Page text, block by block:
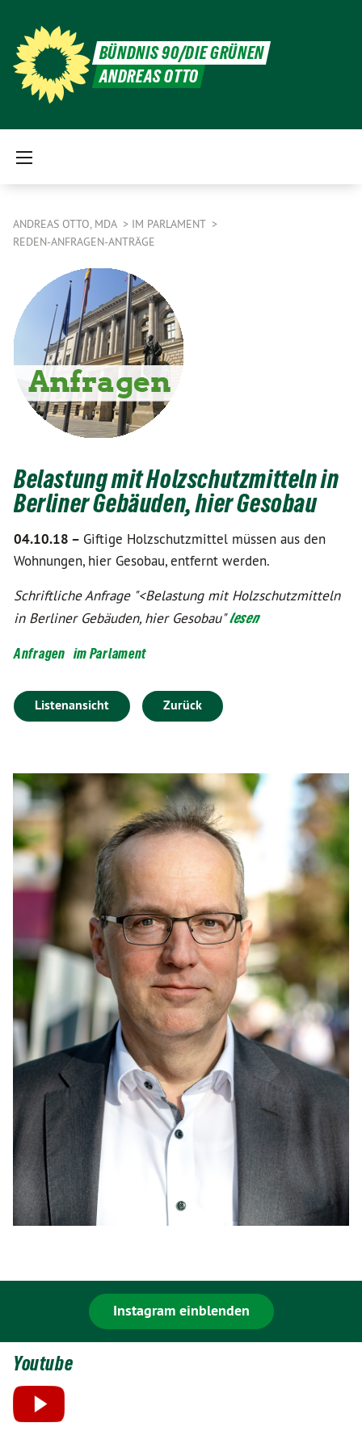
BÜNDNIS 90/DIE GRÜNEN
ANDREAS OTTO
ANDREAS OTTO, MDA
IM PARLAMENT
REDEN-ANFRAGEN-ANTRÄGE
Belastung mit Holzschutzmitteln in
Berliner Gebäuden, hier Gesobau
04.10.18 – Giftige Holzschutzmittel müssen aus den
Wohnungen, hier Gesobau, entfernt werden.
Schriftliche Anfrage "<Belastung mit Holzschutzmitteln
in Berliner Gebäuden, hier Gesobau"lesen
Anfragen im Parlament
Listenansicht Zurück
Instagram einblenden
Youtube